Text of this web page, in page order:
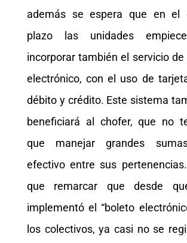
además se espera que en el
plazo las unidades
incorporar también el servicio de
electrónico, con el uso de
débito y crédito. Este sistema
beneficiará al chofer, que no
que manejar grandes
efectivo entre sus
que remarcar que desde
implementó el “boleto
los colectivos, ya casi no se